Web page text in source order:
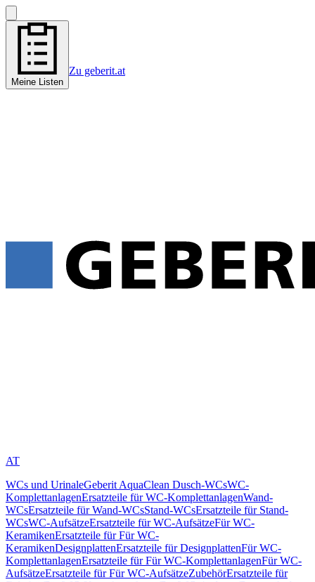
Meine Listen
Zu geberit.at
AT
WCs und UrinaleGeberit AquaClean Dusch-WCsWC-
KomplettanlagenErsatzteile für WC-KomplettanlagenWand-
WCsErsatzteile für Wand-WCsStand-WCsErsatzteile für Stand-
WCsWC-AufsätzeErsatzteile für WC-AufsätzeFür WC-
KeramikenErsatzteile für Für WC-
KeramikenDesignplattenErsatzteile für DesignplattenFür WC-
KomplettanlagenErsatzteile für Für WC-KomplettanlagenFür WC-
AufsätzeErsatzteile für Für WC-AufsätzeZubehörErsatzteile für